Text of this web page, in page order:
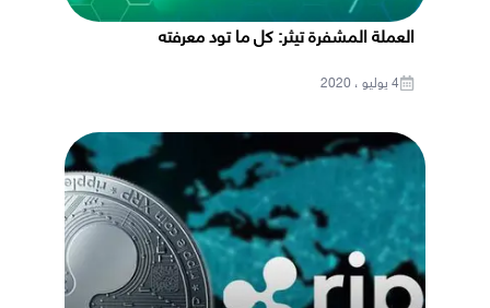
العملة المشفرة تيثر: كل ما تود معرفته
4 يوليو ، 2020